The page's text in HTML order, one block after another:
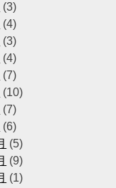
(3)
(4)
(3)
(4)
(7)
(10)
(7)
(6)
(5)
(9)
(1)